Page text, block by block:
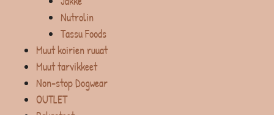
Nutrolin
Tassu Foods
Muut koirien ruuat
Muut tarvikkeet
Non-stop Dogwear
OUTLET